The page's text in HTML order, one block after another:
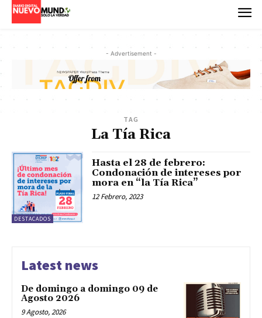
- Advertisement -
TAG
La Tía Rica
DESTACADOS
Hasta el 28 de febrero:
Condonación de intereses por
mora en “la Tía Rica”
12 Febrero, 2023
Latest news
De domingo a domingo 09 de
Agosto 2026
9 Agosto, 2026